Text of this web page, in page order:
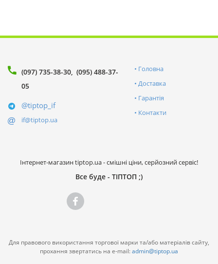
(097) 735-38-30 (095) 488-37-
05
@tiptop_if
if@tiptop.ua
Головна
Доставка
Гарантія
Контакти
Інтернет-магазин tiptop.ua - смішні ціни, серйозний сервіс!
Все буде - ТІПТОП ;)
Для правового використання торгової марки та/або матеріалів сайту,
прохання звертатись на e-mail:admin@tiptop.ua